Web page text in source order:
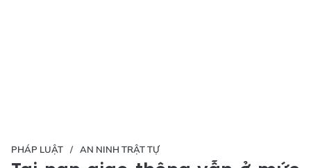
PHÁP LUẬT AN NINH TRẬT TỰ